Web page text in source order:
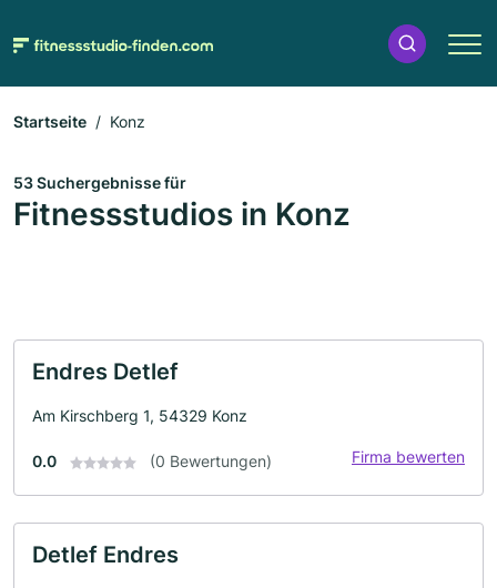
Startseite Konz
53 Suchergebnisse für
Fitnessstudios in Konz
Endres Detlef
Am Kirschberg 1, 54329 Konz
0.0 (0 Bewertungen) Firma bewerten
Detlef Endres